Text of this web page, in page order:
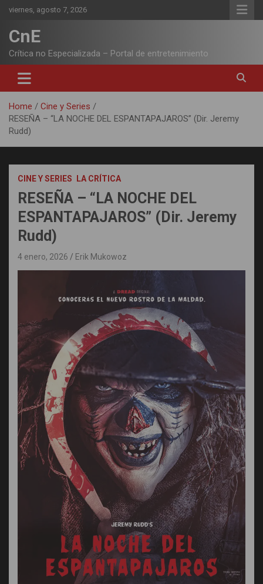
Skip
content
viernes, agosto 7, 2026
CnE
Crítica no Especializada – Portal de entretenimiento
Home
Cine y Series
RESEÑA – “LA NOCHE DEL ESPANTAPAJAROS” (Dir. Jeremy
Rudd)
CINE Y SERIES LA CRÍTICA
RESEÑA – “LA NOCHE DEL
ESPANTAPAJAROS” (Dir. Jeremy
Rudd)
4 enero, 2026 Erik Mukowoz